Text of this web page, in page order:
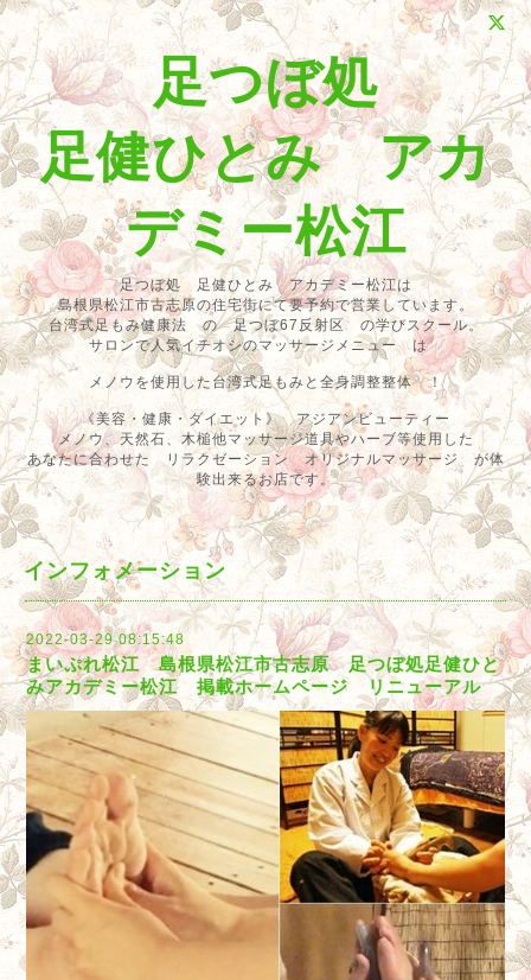
足つぼ処
足健ひとみ アカ
デミー松江
足つぼ処 足健ひとみ アカデミー松江は
島根県松江市古志原の住宅街にて要予約で営業しています。
台湾式足もみ健康法 の 足つぼ67反射区 の学びスクール。
サロンで人気イチオシのマッサージメニュー は
メノウを使用した台湾式足もみと全身調整整体 ！
《美容・健康・ダイエット》 アジアンビューティー
メノウ、天然石、木槌他マッサージ道具やハーブ等使用した
あなたに合わせた リラクゼーション オリジナルマッサージ が体
験出来るお店です。
インフォメーション
2022-03-29 08:15:48
まいぷれ松江 島根県松江市古志原 足つぼ処足健ひと
みアカデミー松江 掲載ホームページ リニューアル